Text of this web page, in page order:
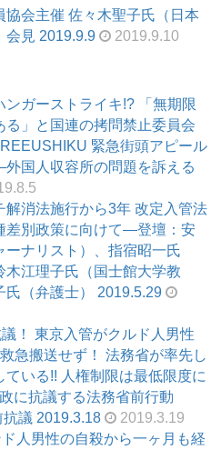
協会主催 佐々木聖子氏（日本
会見 2019.9.9
2019.9.10
ンガーストライキ!? 「無期限
る」と国連の拷問禁止委員会
緊急街頭アピール
外国人収容所の問題を訴える
解消法施行から3年 改定入管法
差別政策に向けて―登壇：安
ーナリスト）、指宿昭一氏
木江理子氏（国士館大学教
氏（弁護士） 2019.5.29
！ 東京入管がクルド人男性
急搬送せず！ 法務省が率先し
ている!! 人権制限は最低限度に
に抗議する法務省前行動
議 2019.3.18
2019.3.19
人男性の自殺から一ヶ月も経